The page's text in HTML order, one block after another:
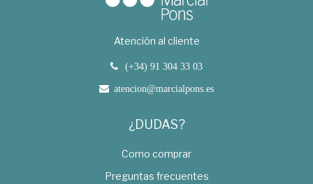
Atención al cliente
(+34) 91 304 33 03
atencion@marcialpons.es
¿DUDAS?
Como comprar
Preguntas frecuentes